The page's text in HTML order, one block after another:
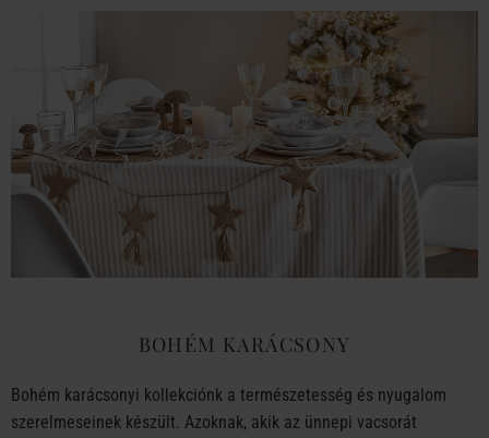
BOHÉM KARÁCSONY
Bohém karácsonyi kollekciónk a természetesség és nyugalom
szerelmeseinek készült. Azoknak, akik az ünnepi vacsorát